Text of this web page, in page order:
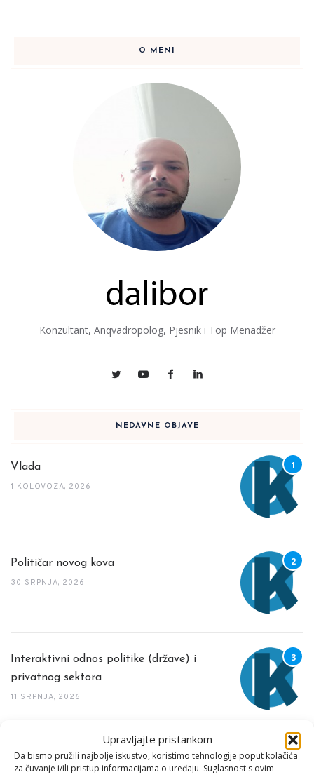
Upravljajte pristankom
Da bismo pružili najbolje iskustvo, koristimo tehnologije poput kolačića
za čuvanje i/ili pristup informacijama o uređaju. Suglasnost s ovim
O MENI
Konzultant, Anqvadropolog, Pjesnik i Top Menadžer
NEDAVNE OBJAVE
Vlada
1 KOLOVOZA, 2026
Političar novog kova
30 SRPNJA, 2026
Interaktivni odnos politike (države) i
privatnog sektora
11 SRPNJA, 2026
TAG CLOUD